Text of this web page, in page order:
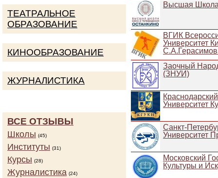
Высшая Школа
ВГИК
Университет
Заочный
(ЗНУИ)
Университет
Санкт-
Университет
Московский
Культуры и
ТЕАТРАЛЬНОЕ
ОБРАЗОВАНИЕ
КИНООБРАЗОВАНИЕ
ЖУРНАЛИСТИКА
ВСЕ ОТЗЫВЫ
Школы (45)
Институты (31)
Курсы (28)
Журналистика (24)